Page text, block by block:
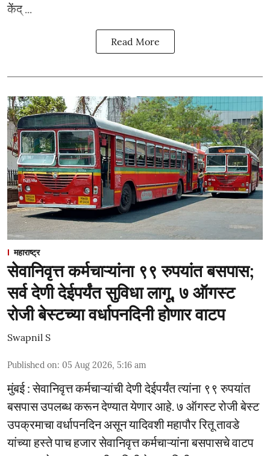
केंद् ...
Read More
महाराष्ट्र
सेवानिवृत्त कर्मचाऱ्यांना ९९ रुपयांत बसपास;
सर्व देणी देईपर्यंत सुविधा लागू, ७ ऑगस्ट
रोजी बेस्टच्या वर्धापनदिनी होणार वाटप
Swapnil S
Published on: 05 Aug 2026, 5:16 am
मुंबई : सेवानिवृत्त कर्मचाऱ्यांची देणी देईपर्यंत त्यांना ९९ रुपयांत
बसपास उपलब्ध करून देण्यात येणार आहे. ७ ऑगस्ट रोजी बेस्ट
उपक्रमाचा वर्धापनदिन असून यादिवशी महापौर रितू तावडे
यांच्या हस्ते पाच हजार सेवानिवृत्त कर्मचाऱ्यांना बसपासचे वाटप